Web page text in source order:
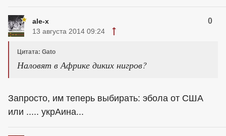
ale-x 0
13 августа 2014 09:24
Цитата: Gato
Наловят в Африке диких нигров?
Запросто, им теперь выбирать: эбола от США
или ..... укрАина...